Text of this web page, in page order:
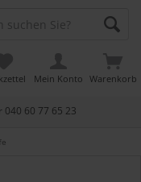
040 60 77 65 23
Warenkorb
Mein Konto